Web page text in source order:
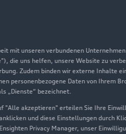
mit unseren verbundenen
die uns helfen, unsere Website zu
Zudem binden wir externe Inhalte
personenbezogene Daten von Ihrem
„Dienste“ bezeichnet.
akzeptieren" erteilen Sie Ihre
und diese Einstellungen durch
Privacy Manager, unser